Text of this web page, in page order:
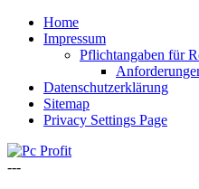
Home
Impressum
Pflichtangaben für
Datenschutzerklärung
Sitemap
Privacy Settings Page
---